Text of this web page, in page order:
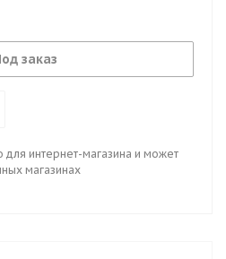
заказ
для интернет-магазина и может
магазинах